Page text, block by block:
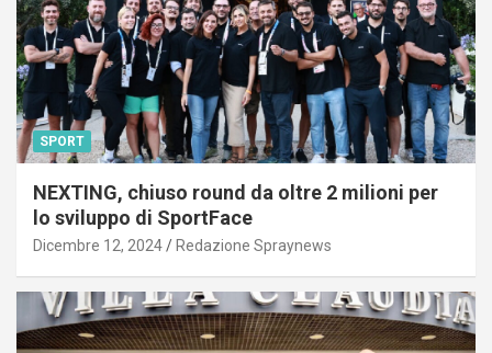
SPORT
NEXTING, chiuso round da oltre 2 milioni per
lo sviluppo di SportFace
Dicembre 12, 2024 Redazione Spraynews